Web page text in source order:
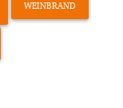
WEINBRAND